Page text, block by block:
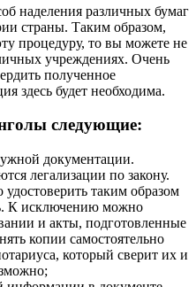
наделения различных бумаг
страны. Таким образом,
процедуру, то вы можете не
учреждениях. Очень
полученное
здесь будет необходима.
следующие:
документации.
легализации по закону.
таким образом
К исключению можно
и акты, подготовленные
копии самостоятельно
который сверит их и